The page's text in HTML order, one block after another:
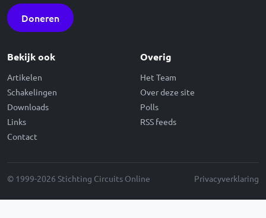
Doneren
Bekijk ook
Artikelen
Schakelingen
Downloads
Links
Contact
Overig
Het Team
Over deze site
Polls
RSS feeds
© 1999-2026 Stichting Circuits Online Privacyverklaring